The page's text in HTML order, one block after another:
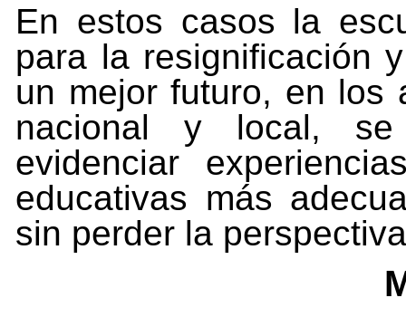
En estos casos la
para la resignificación
un mejor futuro, en los
nacional y local,
evidenciar
educativas más
sin perder la